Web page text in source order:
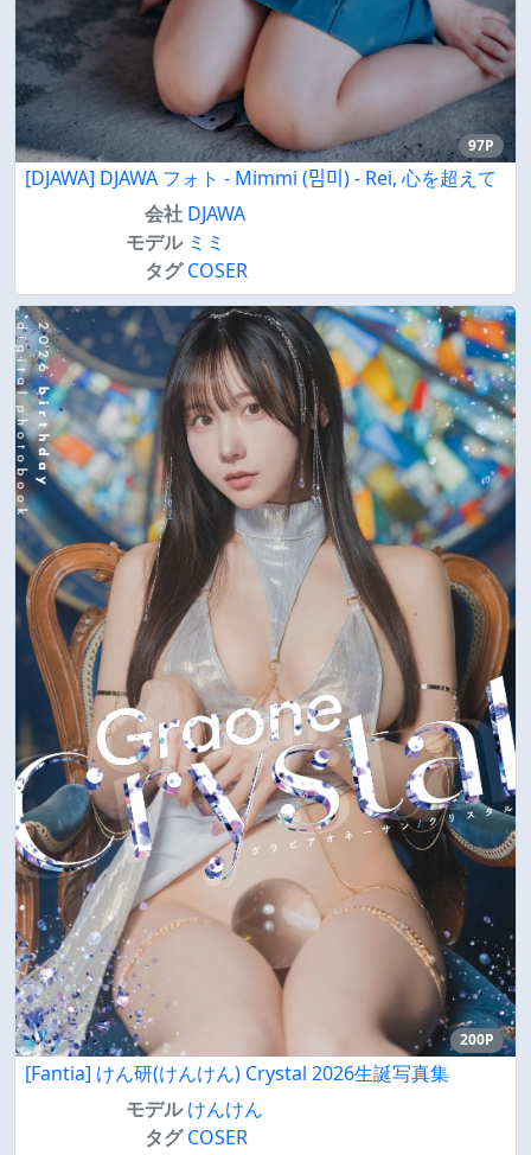
97P
[DJAWA] DJAWA フォト - Mimmi (밈미) - Rei, 心を超えて
会社 DJAWA
モデル ミミ
タグ COSER
200P
[Fantia] けん研(けんけん) Crystal 2026生誕写真集
モデル けんけん
タグ COSER